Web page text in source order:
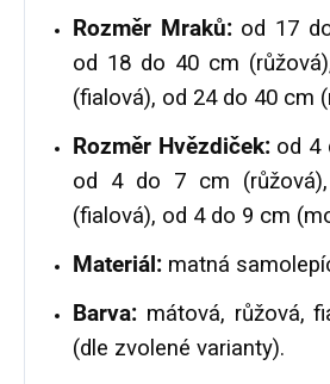
Rozměr Mraků:od 17
od 18 do 40 cm
(fialová), od 24 do 40 cm
Rozměr Hvězdiček:od 4
od 4 do 7 cm
(fialová), od 4 do 9 cm
Materiál: matná
Barva: mátová, růžová,
(dle zvolené varianty).